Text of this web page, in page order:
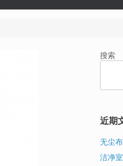
搜索
近期
无尘
洁净